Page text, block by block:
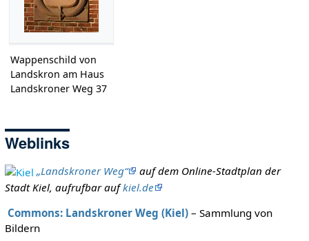
Wappenschild von
Landskron am Haus
Landskroner Weg 37
Weblinks
„Landskroner Weg“
auf dem Online-Stadtplan der
Stadt Kiel, aufrufbar aufkiel.de
Commons: Landskroner Weg (Kiel)– Sammlung von
Bildern